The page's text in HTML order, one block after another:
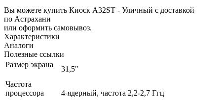
Вы можете купить Киоск A32ST - Уличный с доставкой
по Астрахани
или оформить самовывоз.
Характеристики
Аналоги
Полезные ссылки
Размер экрана
31,5"
Частота
процессора
4-ядерный, частота 2,2-2,7 Ггц